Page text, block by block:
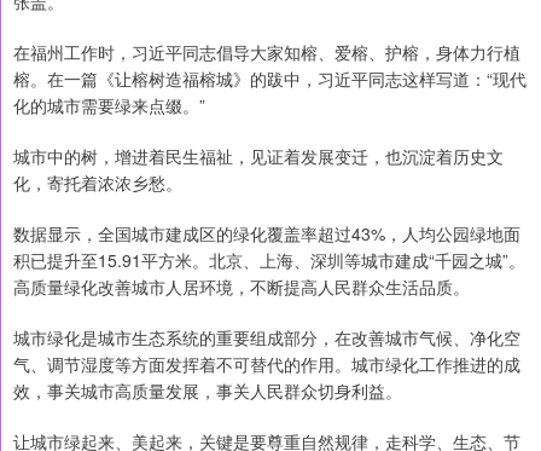
在福州工作时，习近平同志倡导大家知榕、爱榕、护榕，身体力行植
榕。在一篇《让榕树造福榕城》的跋中，习近平同志这样写道：“现代
化的城市需要绿来点缀。”
城市中的树，增进着民生福祉，见证着发展变迁，也沉淀着历史文
化，寄托着浓浓乡愁。
数据显示，全国城市建成区的绿化覆盖率超过43%，人均公园绿地面
积已提升至15.91平方米。北京、上海、深圳等城市建成“千园之城”。
高质量绿化改善城市人居环境，不断提高人民群众生活品质。
城市绿化是城市生态系统的重要组成部分，在改善城市气候、净化空
气、调节湿度等方面发挥着不可替代的作用。城市绿化工作推进的成
效，事关城市高质量发展，事关人民群众切身利益。
让城市绿起来、美起来，关键是要尊重自然规律，走科学、生态、节